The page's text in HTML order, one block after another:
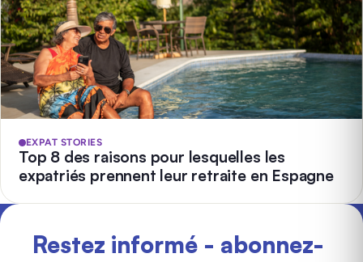
EXPAT STORIES
Top 8 des raisons pour lesquelles les
expatriés prennent leur retraite en Espagne
Restez informé - abonnez-